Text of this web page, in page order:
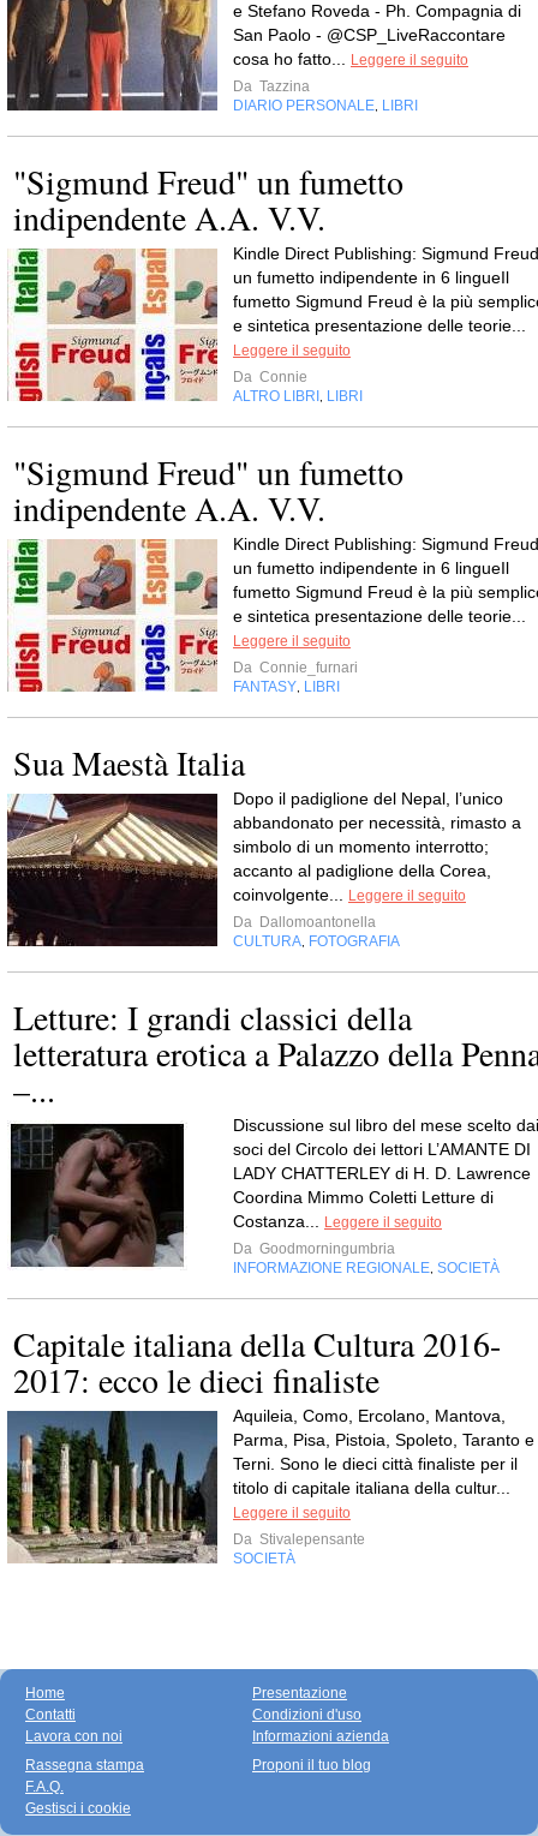
e Stefano Roveda - Ph. Compagnia di
San Paolo - @CSP_LiveRaccontare
cosa ho fatto...
Leggere il seguito
Da Tazzina
DIARIO PERSONALE LIBRI
"Sigmund Freud" un fumetto
indipendente A.A. V.V.
Kindle Direct Publishing: Sigmund
un fumetto indipendente in 6 lingueIl
fumetto Sigmund Freud è la più
e sintetica presentazione delle teorie...
Leggere il seguito
Da Connie
ALTRO LIBRI
LIBRI
"Sigmund Freud" un fumetto
indipendente A.A. V.V.
Kindle Direct Publishing: Sigmund
un fumetto indipendente in 6 lingueIl
fumetto Sigmund Freud è la più
e sintetica presentazione delle teorie...
Leggere il seguito
Da Connie_furnari
FANTASY LIBRI
Sua Maestà Italia
Dopo il padiglione del Nepal, l’unico
abbandonato per necessità, rimasto a
simbolo di un momento interrotto;
accanto al padiglione della Corea,
coinvolgente...
Leggere il seguito
Da Dallomoantonella
CULTURA FOTOGRAFIA
Letture: I grandi classici della
letteratura erotica a Palazzo della
–...
Discussione sul libro del mese scelto dai
soci del Circolo dei lettori L’AMANTE DI
LADY CHATTERLEY di H. D. Lawrence
Coordina Mimmo Coletti Letture di
Costanza...
Leggere il seguito
Da Goodmorningumbria
INFORMAZIONE REGIONALE SOCIETÀ
Capitale italiana della Cultura 2016-
2017: ecco le dieci finaliste
Aquileia, Como, Ercolano, Mantova,
Parma, Pisa, Pistoia, Spoleto, Taranto e
Terni. Sono le dieci città finaliste per il
titolo di capitale italiana della cultur...
Leggere il seguito
Da Stivalepensante
SOCIETÀ
Home
Contatti
Lavora con noi
Presentazione
Condizioni d'uso
Informazioni azienda
Rassegna stampa
F.A.Q.
Gestisci i cookie
Proponi il tuo blog